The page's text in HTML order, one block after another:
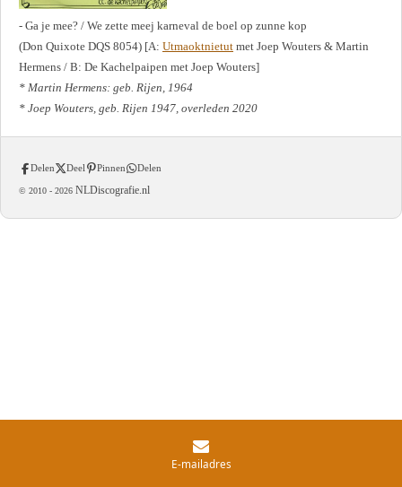
- Ga je mee? / We zette meej karneval de boel op zunne kop
(Don Quixote DQS 8054) [A: Utmaoktnietut met Joep Wouters & Martin
Hermens / B: De Kachelpaipen met Joep Wouters]
* Martin Hermens: geb. Rijen, 1964
* Joep Wouters, geb. Rijen 1947, overleden 2020
Delen Deel Pinnen Delen
© 2010 - 2026 NLDiscografie.nl
E-mailadres